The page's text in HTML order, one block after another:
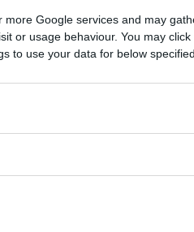
Google services and may
or usage behaviour. You may
to use your data for below
enheter som
Google
tal när
men
utan
anställning,